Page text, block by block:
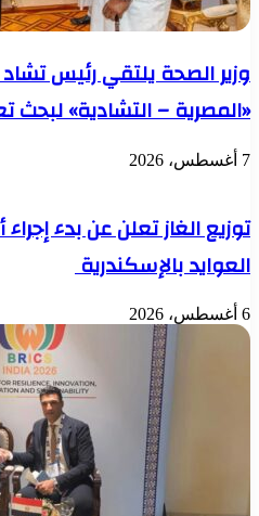
10
صباحاً
هيئة
التنمية
الصناعية
وزير الصحة يلتقي رئيس
«المصرية – التشادية» لبحث
7 أغسطس، 2026
توزيع الغاز تعلن عن بدء
العوايد بالإسكندرية
6 أغسطس، 2026